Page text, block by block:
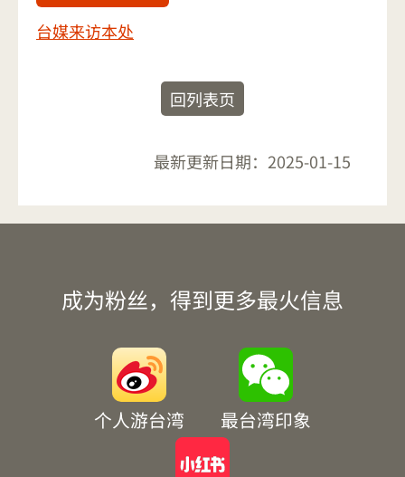
台媒来访本处
回列表页
最新更新日期： 2025-01-15
成为粉丝，得到更多最火信息
个人游台湾 最台湾印象